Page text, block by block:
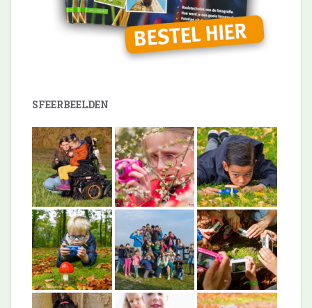
SFEERBEELDEN